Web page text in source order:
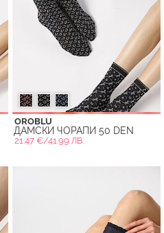
OROBLU
ДАМСКИ ЧОРАПИ 50 DEN
21.47 €/41.99 ЛВ.